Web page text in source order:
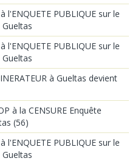
l'ENQUETE PUBLIQUE sur le
Gueltas
l'ENQUETE PUBLIQUE sur le
Gueltas
à Gueltas devient
à la CENSURE Enquête
(56)
l'ENQUETE PUBLIQUE sur le
Gueltas